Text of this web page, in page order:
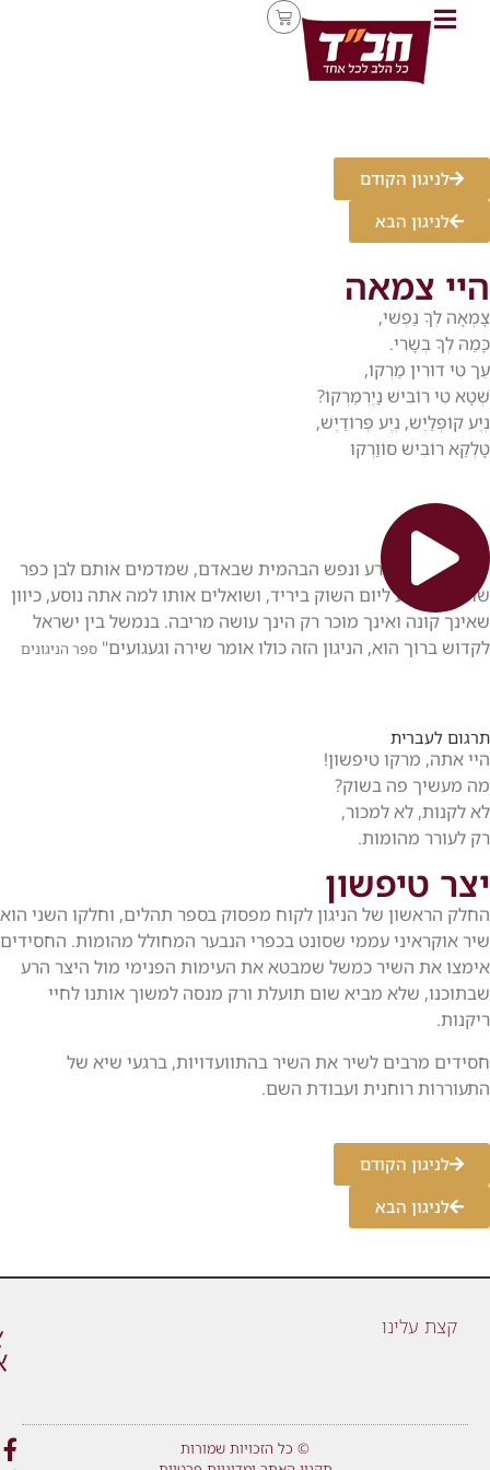
לניגון הקודם
לניגון הבא
היי צמאה
צָמְאָה לְךָ נַפְשִׁי,
כָּמַהּ לְךָ בְשָׂרִי.
עֵך טִי דוּרִין מַרְקוֹ,
שְׁטָא טִי רוֹבִּישׁ נַַיֶרְמַרְקוֹ?
נְיֶע קוֹפְּלַיֶש, נְיֶע פְּרוֹדַיֶשׁ,
טָלְקַא רוֹבִּישׁ סוֹוַרְקוּ
"תביעה ליצר הרע ונפש הבהמית שבאדם, שמדמים אותם לבן כפר
שוטה, שנוסע ליום השוק ביריד, ושואלים אותו למה אתה נוסע, כיוון
שאינך קונה ואינך מוכר רק הינך עושה מריבה. בנמשל בין ישראל
לקדוש ברוך הוא, הניגון הזה כולו אומר שירה וגעגועים" ספר הניגונים
תרגום לעברית
היי אתה, מרקו טיפשון!
מה מעשיך פה בשוק?
לא לקנות, לא למכור,
רק לעורר מהומות.
יצר טיפשון
החלק הראשון של הניגון לקוח מפסוק בספר תהלים, וחלקו השני הוא
שיר אוקראיני עממי שסונט בכפרי הנבער המחולל מהומות. החסידים
אימצו את השיר כמשל שמבטא את העימות הפנימי מול היצר הרע
שבתוכנו, שלא מביא שום תועלת ורק מנסה למשוך אותנו לחיי
ריקנות.
חסידים מרבים לשיר את השיר בהתוועדויות, ברגעי שיא של
התעוררות רוחנית ועבודת השם.
לניגון הקודם
לניגון הבא
קצת עלינו
© כל הזכויות שמורות